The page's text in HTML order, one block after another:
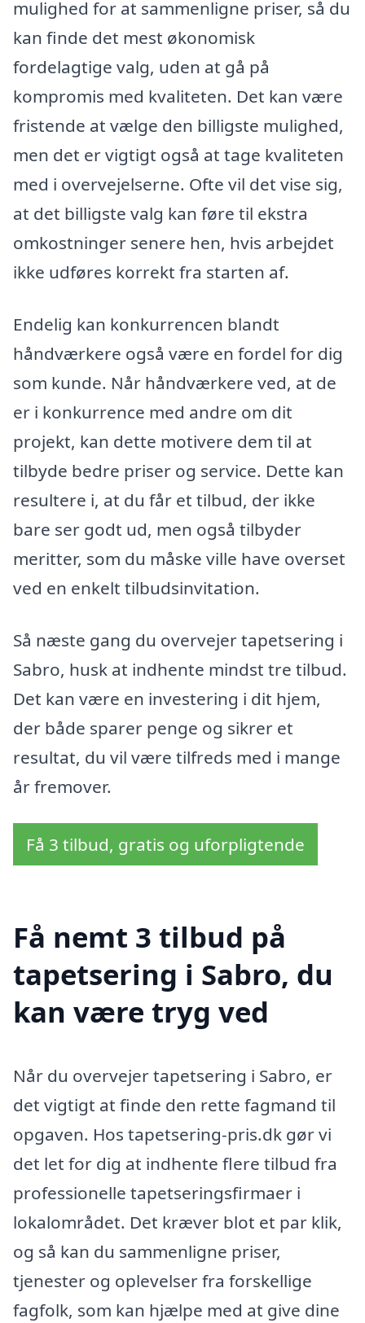
mulighed for at sammenligne priser, så du
kan finde det mest økonomisk
fordelagtige valg, uden at gå på
kompromis med kvaliteten. Det kan være
fristende at vælge den billigste mulighed,
men det er vigtigt også at tage kvaliteten
med i overvejelserne. Ofte vil det vise sig,
at det billigste valg kan føre til ekstra
omkostninger senere hen, hvis arbejdet
ikke udføres korrekt fra starten af.
Endelig kan konkurrencen blandt
håndværkere også være en fordel for dig
som kunde. Når håndværkere ved, at de
er i konkurrence med andre om dit
projekt, kan dette motivere dem til at
tilbyde bedre priser og service. Dette kan
resultere i, at du får et tilbud, der ikke
bare ser godt ud, men også tilbyder
meritter, som du måske ville have overset
ved en enkelt tilbudsinvitation.
Så næste gang du overvejer tapetsering i
Sabro, husk at indhente mindst tre tilbud.
Det kan være en investering i dit hjem,
der både sparer penge og sikrer et
resultat, du vil være tilfreds med i mange
år fremover.
Få 3 tilbud, gratis og uforpligtende
Få nemt 3 tilbud på
tapetsering i Sabro, du
kan være tryg ved
Når du overvejer tapetsering i Sabro, er
det vigtigt at finde den rette fagmand til
opgaven. Hos tapetsering-pris.dk gør vi
det let for dig at indhente flere tilbud fra
professionelle tapetseringsfirmaer i
lokalområdet. Det kræver blot et par klik,
og så kan du sammenligne priser,
tjenester og oplevelser fra forskellige
fagfolk, som kan hjælpe med at give dine